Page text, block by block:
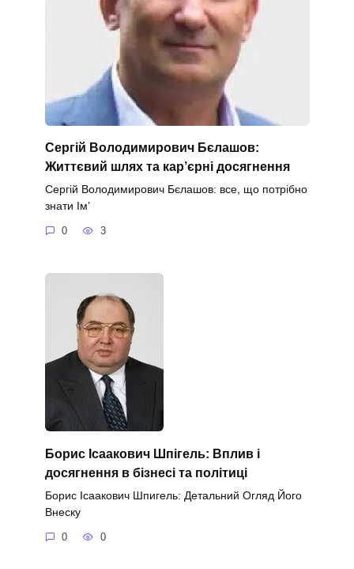
Сергій Володимирович Бєлашов:
Життєвий шлях та кар’єрні досягнення
Сергій Володимирович Бєлашов: все, що потрібно
знати Ім’
0 3
Борис Ісаакович Шпігель: Вплив і
досягнення в бізнесі та політиці
Борис Ісаакович Шпигель: Детальний Огляд Його
Внеску
0 0